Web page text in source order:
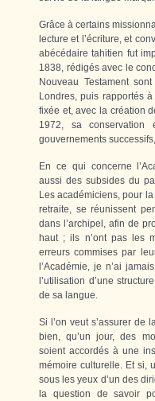
Grâce à certains
lecture et l’écriture, et
abécédaire tahitien fut
1838, rédigés avec le
Nouveau Testament
Londres, puis rapportés
fixée et, avec la création
1972, sa conservation
gouvernements
En ce qui concerne
aussi des subsides du
Les académiciens, pour
retraite, se réunissent
dans l’archipel, afin de
haut ; ils n’ont pas les
erreurs commises par
l’Académie, je n’ai
l’utilisation d’une
de sa langue.
Si l’on veut s’assurer de
bien, qu’un jour, des
soient accordés à une
mémoire culturelle. Et si,
sous les yeux d’un des
la question de savoir